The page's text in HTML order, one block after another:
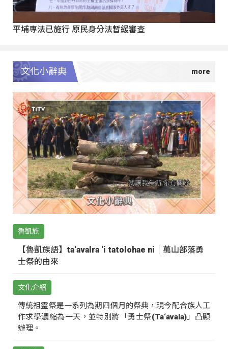
平埔專法已施行 原民身分法暫緩審查
文化小辭典
魯凱族
【魯凱族語】ta‘avalra ‘i tatolohae ni｜萬山部落勇
士祭的由來
文化介紹
傳統祖靈祭是一系列為期四個月的祭典，現今配合族人工
作求學濃縮為一天，並特別將「勇士祭(Ta‘avala)」凸顯
辦理。